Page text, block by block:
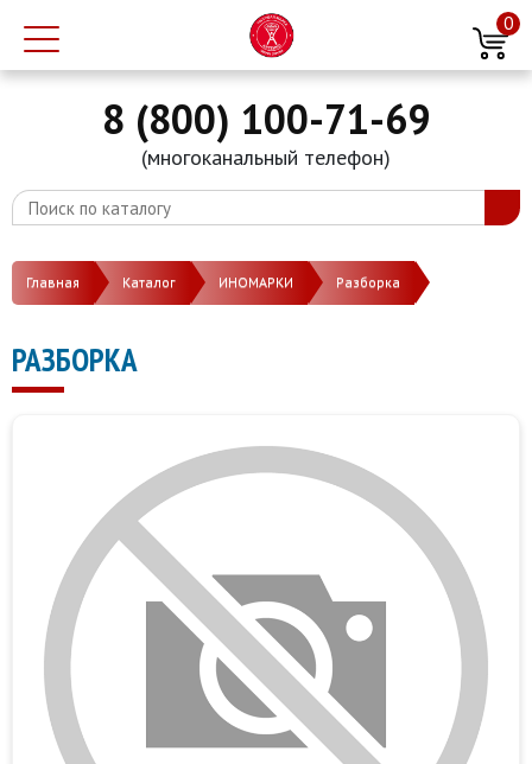
0
8 (800) 100-71-69
(многоканальный телефон)
Главная Каталог ИНОМАРКИ Разборка
РАЗБОРКА